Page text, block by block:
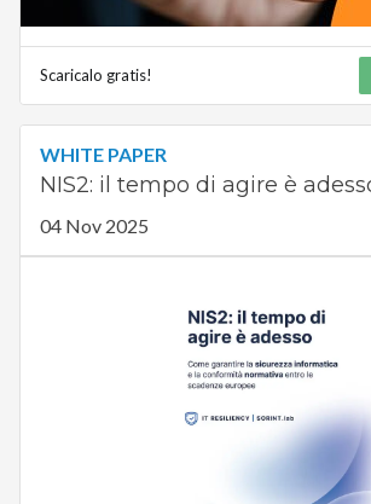
Scaricalo gratis!
WHITE PAPER
NIS2: il tempo di agire è
04 Nov 2025